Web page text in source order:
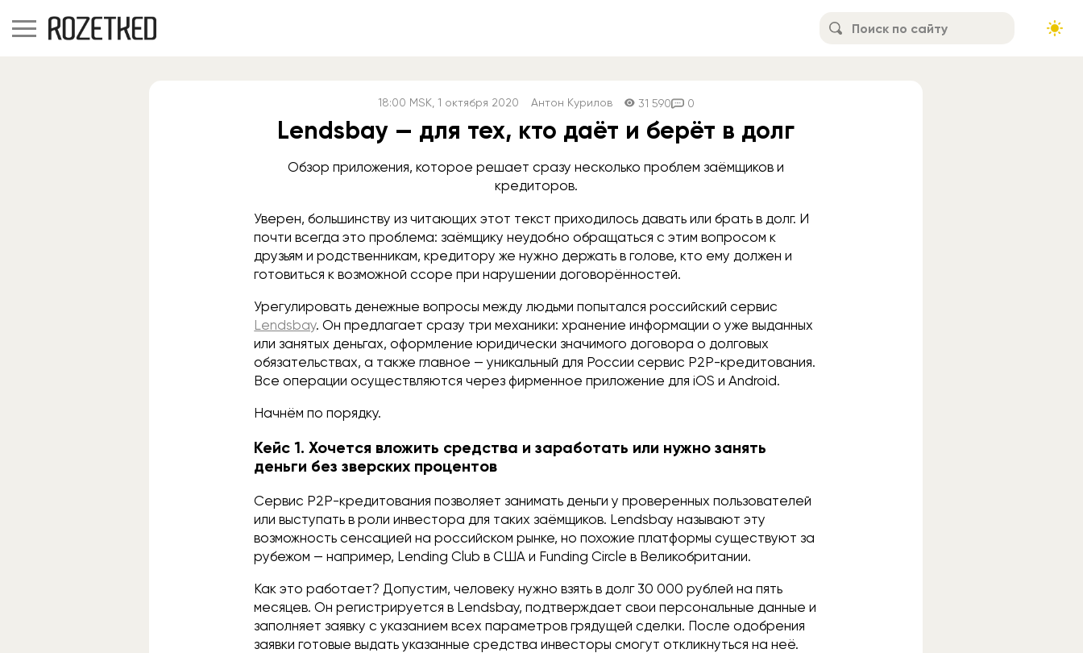
18:00 MSK, 1 октября 2020 Антон Курилов 31 590 0
Lendsbay — для тех, кто даёт и берёт в долг
Обзор приложения, которое решает сразу несколько проблем заёмщиков и
кредиторов.
Уверен, большинству из читающих этот текст приходилось давать или брать в долг. И
почти всегда это проблема: заёмщику неудобно обращаться с этим вопросом к
друзьям и родственникам, кредитору же нужно держать в голове, кто ему должен и
готовиться к возможной ссоре при нарушении договорённостей.
Урегулировать денежные вопросы между людьми попытался российский сервис
Lendsbay. Он предлагает сразу три механики: хранение информации о уже выданных
или занятых деньгах, оформление юридически значимого договора о долговых
обязательствах, а также главное — уникальный для России сервис P2P-кредитования.
Все операции осуществляются через фирменное приложение для iOS и Android.
Начнём по порядку.
Кейс 1. Хочется вложить средства и заработать или нужно занять
деньги без зверских процентов
Сервис P2P-кредитования позволяет занимать деньги у проверенных пользователей
или выступать в роли инвестора для таких заёмщиков. Lendsbay называют эту
возможность сенсацией на российском рынке, но похожие платформы существуют за
рубежом — например, Lending Club в США и Funding Circle в Великобритании.
Как это работает? Допустим, человеку нужно взять в долг 30 000 рублей на пять
месяцев. Он регистрируется в Lendsbay, подтверждает свои персональные данные и
заполняет заявку с указанием всех параметров грядущей сделки. После одобрения
заявки готовые выдать указанные средства инвесторы смогут откликнуться на неё.